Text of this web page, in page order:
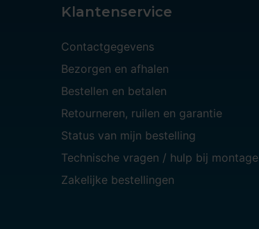
Klantenservice
Contactgegevens
Bezorgen en afhalen
Bestellen en betalen
Retourneren, ruilen en garantie
Status van mijn bestelling
Technische vragen / hulp bij montage
Zakelijke bestellingen